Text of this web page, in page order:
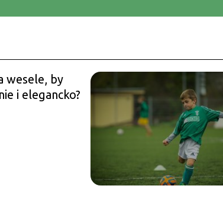
wesele, by
i elegancko?